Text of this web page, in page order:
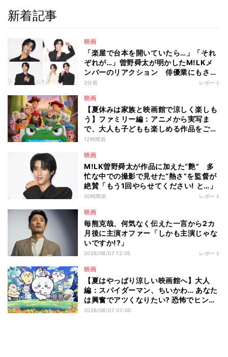
新着記事
映画
「楽屋で台本を開いていたら…」「それ
ぞれが…」曽野舜太が明かしたM!LKメ
ンバーのリアクション 俳優業にもさら
なる意欲
2分前 レポート
映画
【夏休みは家族と映画館で涼しく楽しも
う】ファミリー編：アニメから実写ま
で、大人も子どもも楽しめる作品をご紹
介 - 編集部が注目する最新映画5選
12時間前
映画
M!LK曽野舜太が作品に加えた“艶” 多
忙な中での撮影で見せた“熱さ”を監督が
絶賛「もう1回やらせてください! と…」
20時間前 レポート
映画
毎熊克哉、何気なく伝えた一言から2カ
月後に主演オファー「しかも主演じゃな
いですか!?」
2026/08/07 12:05 レポート
映画
【夏はやっぱり涼しい映画館へ】大人
編：スパイダーマン、ちいかわ… あなた
は興奮でアツくなりたい? 恐怖でヒンヤ
リしたい? - 編集部が注目する最新映画5
2026/08/07 07:00